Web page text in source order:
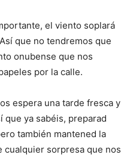
el viento soplará
que no tendremos que
onubense que nos
por la calle.
espera una tarde fresca y
que ya sabéis, preparad
también mantened la
cualquier sorpresa que nos